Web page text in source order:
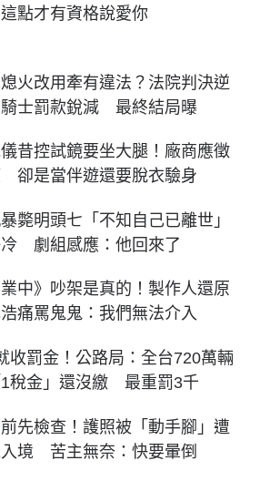
點才有資格說愛你
火改用牽有違法？法院判決逆
士罰款銳減 最終結局曝
昔控試鏡要坐大腿！廠商應徵
卻是當伴遊還要脫衣驗身
斃明頭七「不知自己已離世」
劇組感應：他回來了
業中》吵架是真的！製作人還原
痛罵鬼鬼：我們無法介入
收罰金！公路局：全台720萬輛
稅金」還沒繳 最重罰3千
先檢查！護照被「動手腳」遭
境 苦主無奈：快要暈倒